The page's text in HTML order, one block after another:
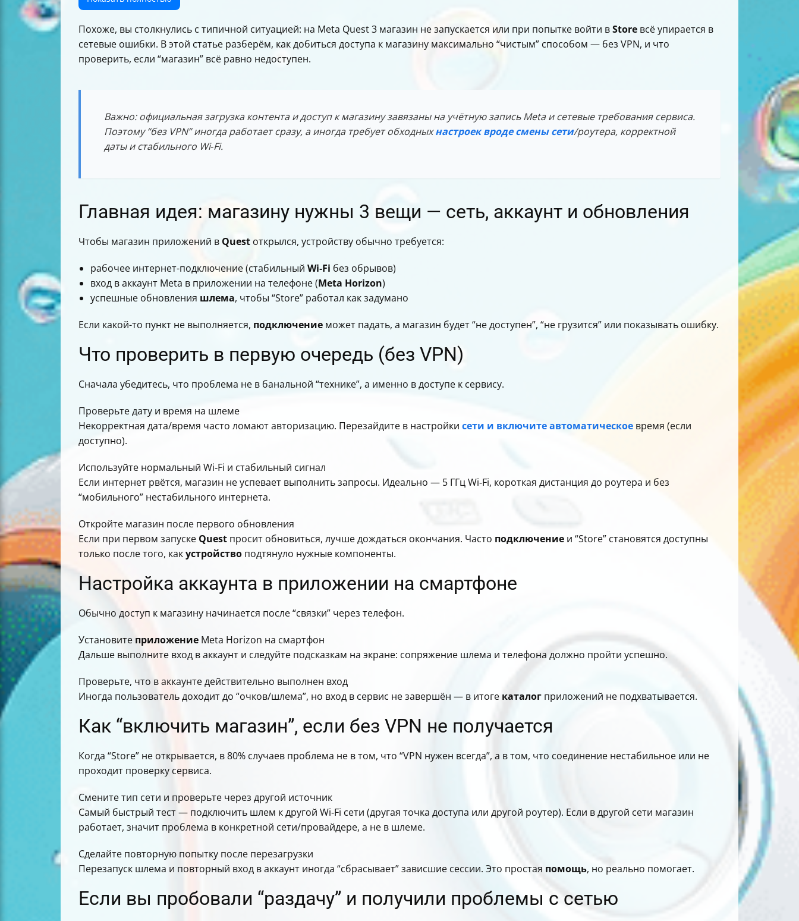
Сторонние способы: магазин отдельно, APK отдельно
Итог
Похоже, вы столкнулись с типичной ситуацией: на Meta Quest 3 магазин не запускается или при попытке войти вStore всё упирается в
сетевые ошибки. В этой статье разберём, как добиться доступа к магазину максимально “чистым” способом — без VPN, и что
проверить, если “магазин” всё равно недоступен.
Важно: официальная загрузка контента и доступ к магазину завязаны на учётную запись Meta и сетевые требования сервиса.
Поэтому “без VPN” иногда работает сразу, а иногда требует обходныхнастроек вроде смены сети/роутера, корректной
даты и стабильного Wi‑Fi.
Главная идея: магазину нужны 3 вещи — сеть, аккаунт и обновления
Чтобы магазин приложений в Questоткрылся, устройству обычно требуется:
рабочее интернет-подключение (стабильный Wi‑Fi без обрывов)
вход в аккаунт Meta в приложении на телефоне (Meta Horizon)
успешные обновления шлема, чтобы “Store” работал как задумано
Если какой-то пункт не выполняется, подключение может падать, а магазин будет “не доступен”, “не грузится” или показывать ошибку.
Что проверить в первую очередь (без VPN)
Сначала убедитесь, что проблема не в банальной “технике”, а именно в доступе к сервису.
Проверьте дату и время на шлеме
Некорректная дата/время часто ломают авторизацию. Перезайдите в настройки сети и включите автоматическое время (если
доступно).
Используйте нормальный Wi‑Fi и стабильный сигнал
Если интернет рвётся, магазин не успевает выполнить запросы. Идеально — 5 ГГц Wi‑Fi, короткая дистанция до роутера и без
“мобильного” нестабильного интернета.
Откройте магазин после первого обновления
Если при первом запуске Quest просит обновиться, лучше дождаться окончания. Часто подключение и “Store” становятся доступны
только после того, какустройство подтянуло нужные компоненты.
Настройка аккаунта в приложении на смартфоне
Обычно доступ к магазину начинается после “связки” через телефон.
Установите приложение Meta Horizon на смартфон
Дальше выполните вход в аккаунт и следуйте подсказкам на экране: сопряжение шлема и телефона должно пройти успешно.
Проверьте, что в аккаунте действительно выполнен вход
Иногда пользователь доходит до “очков/шлема”, но вход в сервис не завершён — в итоге каталог приложений не подхватывается.
Как “включить магазин”, если без VPN не получается
Когда “Store” не открывается, в 80% случаев проблема не в том, что “VPN нужен всегда”, а в том, что соединение нестабильное или не
проходит проверку сервиса.
Смените тип сети и проверьте через другой источник
Самый быстрый тест — подключить шлем к другой Wi‑Fi сети (другая точка доступа или другой роутер). Если в другой сети магазин
работает, значит проблема в конкретной сети/провайдере, а не в шлеме.
Сделайте повторную попытку после перезагрузки
Перезапуск шлема и повторный вход в аккаунт иногда “сбрасывает” зависшие сессии. Это простая помощь, но реально помогает.
Если вы пробовали “раздачу” и получили проблемы с сетью